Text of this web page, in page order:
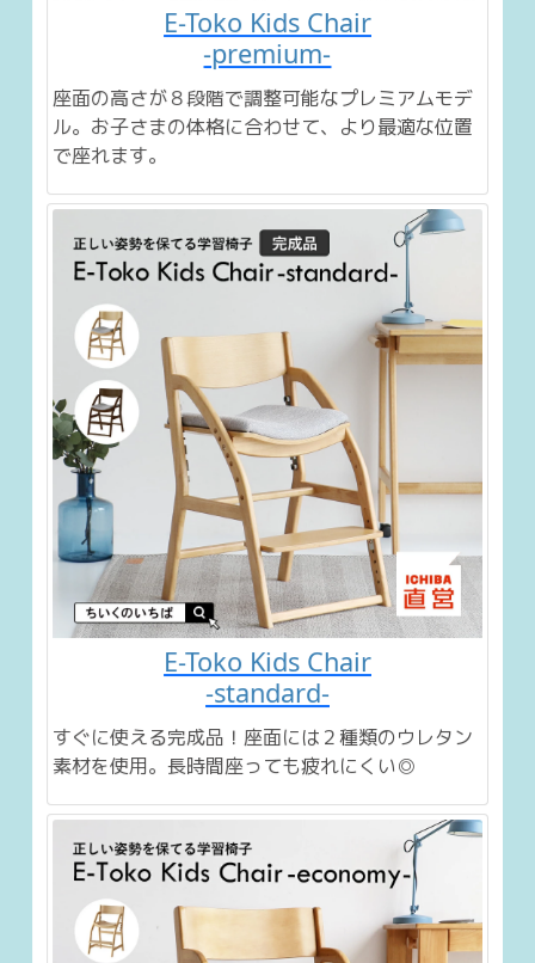
E-Toko Kids Chair
-premium-
座面の高さが８段階で調整可能なプレミアムモデ
ル。お子さまの体格に合わせて、より最適な位置
で座れます。
E-Toko Kids Chair
-standard-
すぐに使える完成品！座面には２種類のウレタン
素材を使用。長時間座っても疲れにくい◎